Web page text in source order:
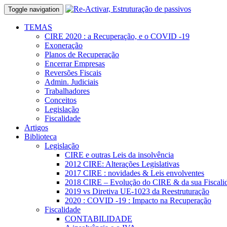
Toggle navigation
TEMAS
CIRE 2020 : a Recuperação, e o COVID -19
Exoneração
Planos de Recuperação
Encerrar Empresas
Reversões Fiscais
Admin. Judiciais
Trabalhadores
Conceitos
Legislação
Fiscalidade
Artigos
Biblioteca
Legislação
CIRE e outras Leis da insolvência
2012 CIRE: Alterações Legislativas
2017 CIRE : novidades & Leis envolventes
2018 CIRE – Evolução do CIRE & da sua
2019 vs Diretiva UE-1023 da Reestruturação
2020 : COVID -19 : Impacto na Recuperação
Fiscalidade
CONTABILIDADE